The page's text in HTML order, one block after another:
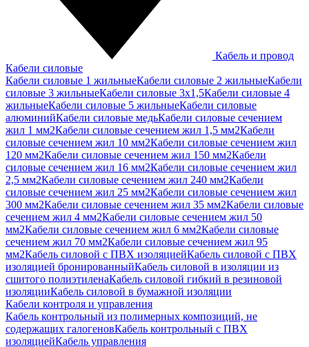
Кабель и провод
Кабели силовые
Кабели силовые 1 жильныеКабели силовые 2 жильныеКабели
силовые 3 жильныеКабели силовые 3х1,5Кабели силовые 4
жильныеКабели силовые 5 жильныеКабели силовые
алюминийКабели силовые медьКабели силовые сечением
жил 1 мм2Кабели силовые сечением жил 1,5 мм2Кабели
силовые сечением жил 10 мм2Кабели силовые сечением жил
120 мм2Кабели силовые сечением жил 150 мм2Кабели
силовые сечением жил 16 мм2Кабели силовые сечением жил
2,5 мм2Кабели силовые сечением жил 240 мм2Кабели
силовые сечением жил 25 мм2Кабели силовые сечением жил
300 мм2Кабели силовые сечением жил 35 мм2Кабели силовые
сечением жил 4 мм2Кабели силовые сечением жил 50
мм2Кабели силовые сечением жил 6 мм2Кабели силовые
сечением жил 70 мм2Кабели силовые сечением жил 95
мм2Кабель силовой с ПВХ изоляциейКабель силовой с ПВХ
изоляцией бронированныйКабель силовой в изоляции из
сшитого полиэтиленаКабель силовой гибкий в резиновой
изоляцииКабель силовой в бумажной изоляции
Кабели контроля и управления
Кабель контрольный из полимерных композиций, не
содержащих галогеновКабель контрольный с ПВХ
изоляциейКабель управления